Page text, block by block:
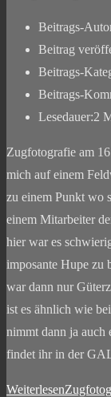
Beitrags-
Beitrag
Beitrags-
Beitrags-
Lesedauer:2
Zugfotografie am
mich auf einem
zu einem Punkt wo
einem Mitarbeiter
hier war es
imposante Hupe zu
war dann nur
ist es ähnlich wie
nimmt dann ja auch
findet ihr in der
Weiterlesen